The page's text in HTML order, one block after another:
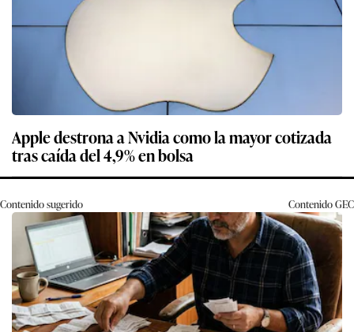
Apple destrona a Nvidia como la mayor cotizada
tras caída del 4,9% en bolsa
Contenido sugerido ContenidoGEC